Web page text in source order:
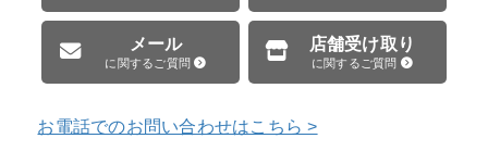
メール
に関するご質問
店舗受け取り
に関するご質問
お電話でのお問い合わせはこちら >